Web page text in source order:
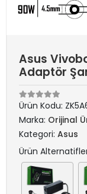
Asus
Adaptör
Ürün Kodu:
Marka: Orijinal
Kategori: Asus
Ürün